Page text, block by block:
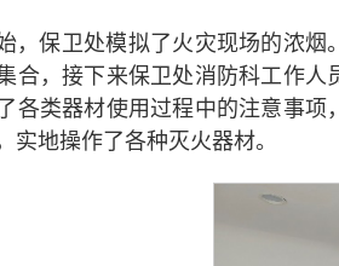
，保卫处模拟了火灾现场的浓
合，接下来保卫处消防科工作人
各类器材使用过程中的注意事
实地操作了各种灭火器材。